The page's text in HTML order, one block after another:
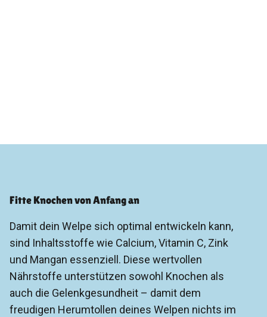
Fitte Knochen von Anfang an
Damit dein Welpe sich optimal entwickeln kann,
sind Inhaltsstoffe wie Calcium, Vitamin C, Zink
und Mangan essenziell. Diese wertvollen
Nährstoffe unterstützen sowohl Knochen als
auch die Gelenkgesundheit – damit dem
freudigen Herumtollen deines Welpen nichts im